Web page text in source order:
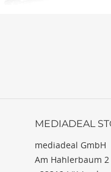
MEDIADEAL
mediadeal GmbH
Am Hahlerbaum 2